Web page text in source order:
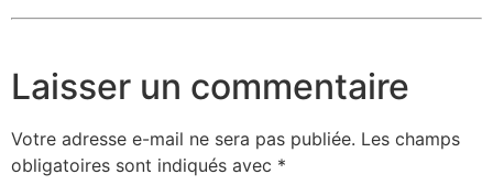
Laisser un commentaire
Votre adresse e-mail ne sera pas publiée. Les champs
obligatoires sont indiqués avec *